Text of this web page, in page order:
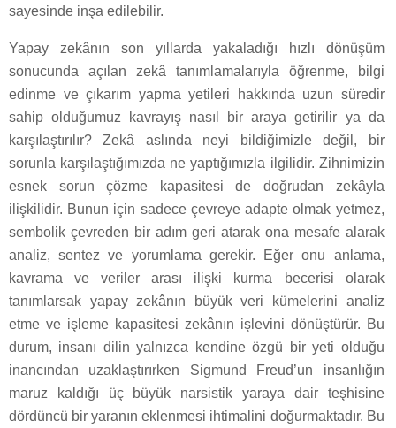
sayesinde inşa edilebilir.
Yapay zekânın son yıllarda yakaladığı hızlı dönüşüm
sonucunda açılan zekâ tanımlamalarıyla öğrenme, bilgi
edinme ve çıkarım yapma yetileri hakkında uzun süredir
sahip olduğumuz kavrayış nasıl bir araya getirilir ya da
karşılaştırılır? Zekâ aslında neyi bildiğimizle değil, bir
sorunla karşılaştığımızda ne yaptığımızla ilgilidir. Zihnimizin
esnek sorun çözme kapasitesi de doğrudan zekâyla
ilişkilidir. Bunun için sadece çevreye adapte olmak yetmez,
sembolik çevreden bir adım geri atarak ona mesafe alarak
analiz, sentez ve yorumlama gerekir. Eğer onu anlama,
kavrama ve veriler arası ilişki kurma becerisi olarak
tanımlarsak yapay zekânın büyük veri kümelerini analiz
etme ve işleme kapasitesi zekânın işlevini dönüştürür. Bu
durum, insanı dilin yalnızca kendine özgü bir yeti olduğu
inancından uzaklaştırırken Sigmund Freud’un insanlığın
maruz kaldığı üç büyük narsistik yaraya dair teşhisine
dördüncü bir yaranın eklenmesi ihtimalini doğurmaktadır. Bu